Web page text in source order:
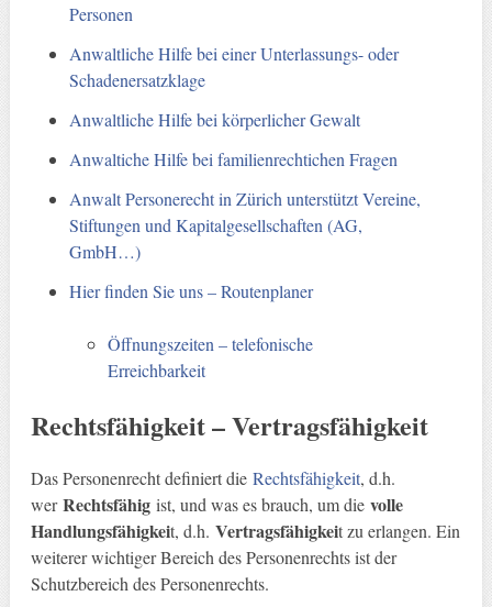
Personen
Anwaltliche Hilfe bei einer Unterlassungs- oder
Schadenersatzklage
Anwaltliche Hilfe bei körperlicher Gewalt
Anwaltiche Hilfe bei familienrechtichen Fragen
Anwalt Personerecht in Zürich unterstützt Vereine,
Stiftungen und Kapitalgesellschaften (AG,
GmbH…)
Hier finden Sie uns – Routenplaner
Öffnungszeiten – telefonische
Erreichbarkeit
Rechtsfähigkeit – Vertragsfähigkeit
Das Personenrecht definiert die Rechtsfähigkeit, d.h.
werRechtsfähigist, und was es brauch, um dievolle
Handlungsfähigkeit, d.h. Vertragsfähigkeit zu erlangen. Ein
weiterer wichtiger Bereich des Personenrechts ist der
Schutzbereich des Personenrechts.